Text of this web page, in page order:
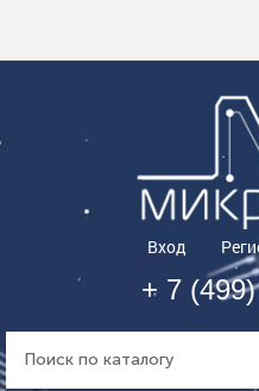
Вход
+ 7